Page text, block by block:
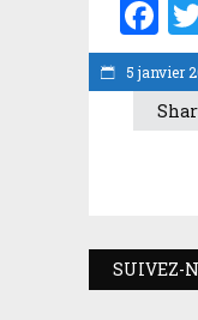
5 janvier
SUIVEZ-